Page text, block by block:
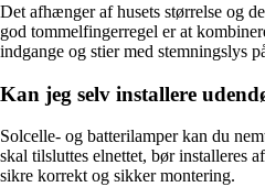
Det afhænger af husets størrelse og
god tommelfingerregel er at
indgange og stier med stemningslys
Kan jeg selv installere
Solcelle- og batterilamper kan du
skal tilsluttes elnettet, bør installeres
sikre korrekt og sikker montering.